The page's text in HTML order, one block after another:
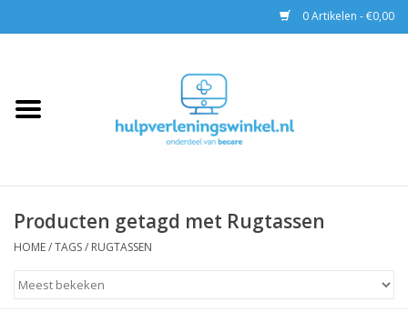
0 Artikelen - €0,00
EHBO
Pax tassen
Producten getagd met Rugtassen
HOME/TAGS/ RUGTASSEN